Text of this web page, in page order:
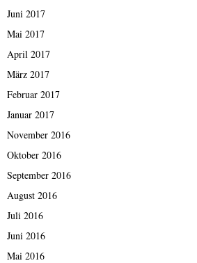
Juni 2017
Mai 2017
April 2017
März 2017
Februar 2017
Januar 2017
November 2016
Oktober 2016
September 2016
August 2016
Juli 2016
Juni 2016
Mai 2016